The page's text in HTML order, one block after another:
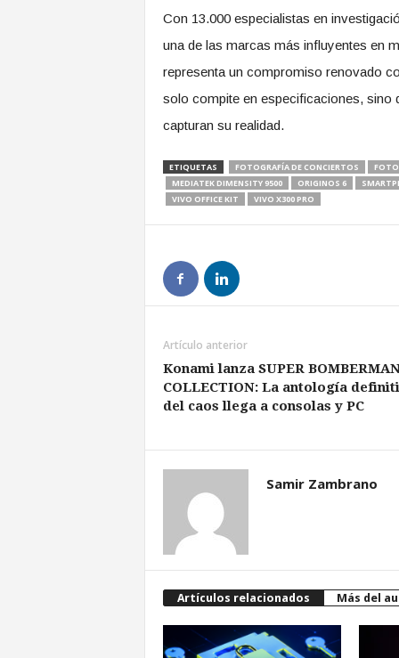
​Con 13.000 especialistas en
una de las marcas más influyentes en
representa un compromiso renovado
solo compite en especificaciones, sino
capturan su realidad.
ETIQUETAS FOTOGRAFÍA DE CONCIERTOS
MEDIATEK DIMENSITY 9500
ORIGINOS 6
VIVO OFFICE KIT
VIVO X300 PRO
Artículo anterior
​Konami lanza SUPER
COLLECTION: La antología
del caos llega a consolas y PC
Samir Zambrano
Artículos relacionados Más del